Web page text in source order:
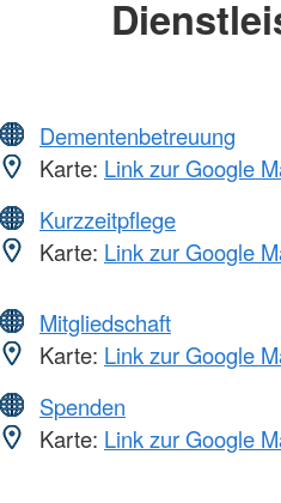
Dementenbetreuung
Karte: Link zur Google
Kurzzeitpflege
Karte: Link zur Google
Mitgliedschaft
Karte: Link zur Google
Spenden
Karte: Link zur Google